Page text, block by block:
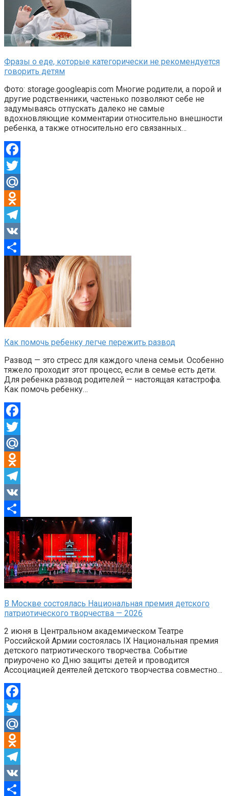
Фразы о еде, которые категорически не рекомендуется
говорить детям
Фото: storage.googleapis.com Многие родители, а порой и
другие родственники, частенько позволяют себе не
задумываясь отпускать далеко не самые
вдохновляющие комментарии относительно внешности
ребенка, а также относительно его связанных…
Facebook
Twitter
Mail.Ru
Odnoklassniki
Telegram
VK
Отправить
Как помочь ребенку легче пережить развод
Развод — это стресс для каждого члена семьи. Особенно
тяжело проходит этот процесс, если в семье есть дети.
Для ребенка развод родителей — настоящая катастрофа.
Как помочь ребенку…
Facebook
Twitter
Mail.Ru
Odnoklassniki
Telegram
VK
Отправить
В Москве состоялась Национальная премия детского
патриотического творчества — 2026
2 июня в Центральном академическом Театре
Российской Армии состоялась IX Национальная премия
детского патриотического творчества. Событие
приурочено ко Дню защиты детей и проводится
Ассоциацией деятелей детского творчества совместно…
Facebook
Twitter
Mail.Ru
Odnoklassniki
Telegram
VK